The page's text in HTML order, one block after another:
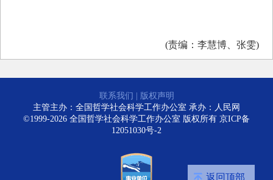
(责编：李慧博、张雯)
联系我们
版权声明
主管主办：全国哲学社会科学工作办公室 承办：人民网
©1999-2026 全国哲学社会科学工作办公室 版权所有 京ICP备
12051030号-2
返回顶部